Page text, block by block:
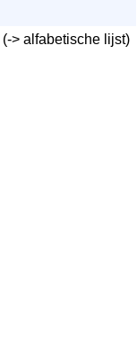
(-> alfabetische lijst)